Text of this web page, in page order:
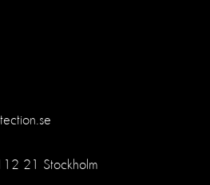
21 Stockholm